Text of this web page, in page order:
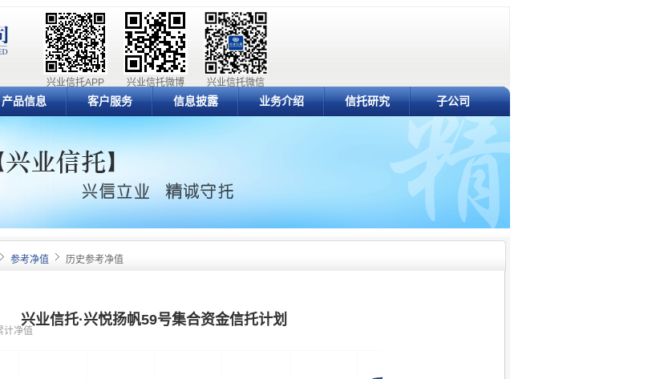
兴业信托微信
兴业信托微博
兴业信托APP
产品信息 客户服务 信息披露 业务介绍 信托研究 子公司
参考净值 历史参考净值